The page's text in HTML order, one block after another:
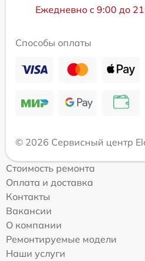
Ежедневно с 9:00 до
Способы оплаты
© 2026 Сервисный центр
Стоимость ремонта
Оплата и доставка
Контакты
Вакансии
О компании
Ремонтируемые модели
Наши услуги